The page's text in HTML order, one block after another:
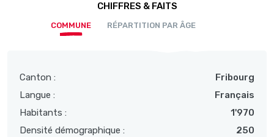
CHIFFRES & FAITS
COMMUNE RÉPARTITION PAR ÂGE
Canton :
Fribourg
Langue :
Français
Habitants :
1'970
Densité démographique :
250